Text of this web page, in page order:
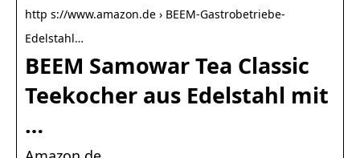
http s://www.amazon.de › BEEM-Gastrobetriebe-
Edelstahl…
BEEM Samowar Tea Classic
Teekocher aus Edelstahl mit
…